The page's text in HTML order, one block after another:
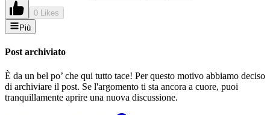
0 Likes
Più
Post archiviato
È da un bel po’ che qui tutto tace! Per questo motivo abbiamo deciso
di archiviare il post. Se l'argomento ti sta ancora a cuore, puoi
tranquillamente aprire una nuova discussione.